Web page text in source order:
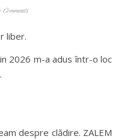
liber.
2026 m-a adus într-o loc
despre clădire. ZALEM